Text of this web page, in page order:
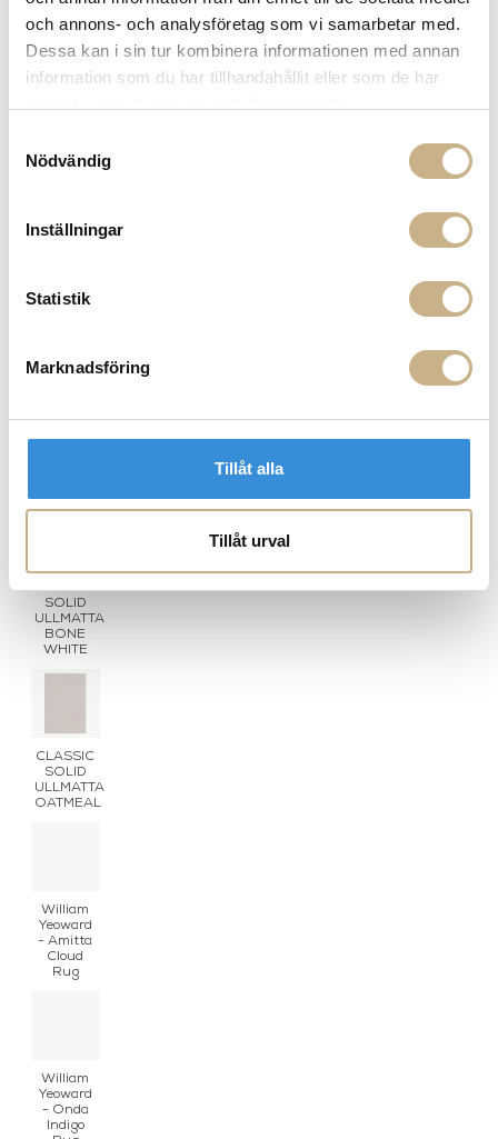
och annons- och analysföretag som vi samarbetar med.
Dessa kan i sin tur kombinera informationen med annan
information som du har tillhandahållit eller som de har
Nödvändig
Inställningar
Statistik
Marknadsföring
Tillåt alla
Tillåt urval
ULLMATTA
Matta - Flower Field
CLASSIC
SOLID
ULLMATTA
BONE
WHITE
CLASSIC
SOLID
ULLMATTA
OATMEAL
William
Yeoward
- Amitta
Cloud
Rug
William
Yeoward
- Onda
Indigo